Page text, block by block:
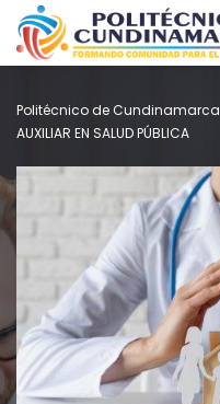
Politécnico de Cundinamarca
AUXILIAR EN SALUD PÚBLICA